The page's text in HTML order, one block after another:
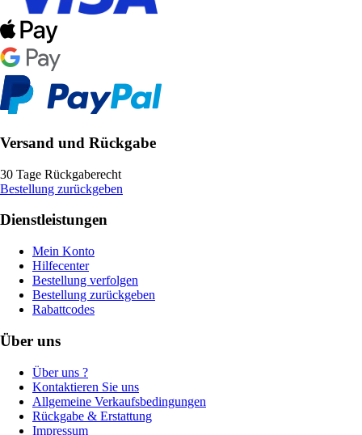
Versand und Rückgabe
30 Tage Rückgaberecht
Bestellung zurückgeben
Dienstleistungen
Mein Konto
Hilfecenter
Bestellung verfolgen
Bestellung zurückgeben
Rabattcodes
Über uns
Über uns ?
Kontaktieren Sie uns
Allgemeine Verkaufsbedingungen
Rückgabe & Erstattung
Impressum